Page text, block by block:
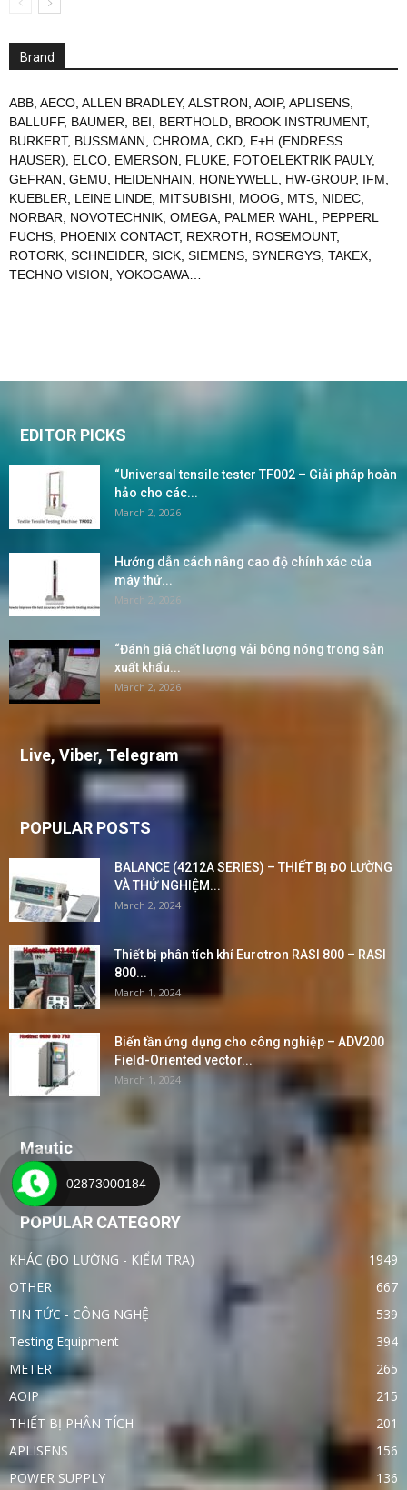
Brand
ABB, AECO, ALLEN BRADLEY, ALSTRON, AOIP, APLISENS,
BALLUFF, BAUMER, BEI, BERTHOLD, BROOK INSTRUMENT,
BURKERT, BUSSMANN, CHROMA, CKD, E+H (ENDRESS
HAUSER), ELCO, EMERSON, FLUKE, FOTOELEKTRIK PAULY,
GEFRAN, GEMU, HEIDENHAIN, HONEYWELL, HW-GROUP, IFM,
KUEBLER, LEINE LINDE, MITSUBISHI, MOOG, MTS, NIDEC,
NORBAR, NOVOTECHNIK, OMEGA, PALMER WAHL, PEPPERL
FUCHS, PHOENIX CONTACT, REXROTH, ROSEMOUNT,
ROTORK, SCHNEIDER, SICK, SIEMENS, SYNERGYS, TAKEX,
TECHNO VISION, YOKOGAWA…
EDITOR PICKS
“Universal tensile tester TF002 – Giải pháp hoàn
hảo cho các...
March 2, 2026
Hướng dẫn cách nâng cao độ chính xác của
máy thử...
March 2, 2026
“Đánh giá chất lượng vải bông nóng trong sản
xuất khẩu...
March 2, 2026
Live, Viber, Telegram
POPULAR POSTS
BALANCE (4212A SERIES) – THIẾT BỊ ĐO LƯỜNG
VÀ THỬ NGHIỆM...
March 2, 2024
Thiết bị phân tích khí Eurotron RASI 800 – RASI
800...
March 1, 2024
Biến tần ứng dụng cho công nghiệp – ADV200
Field-Oriented vector...
March 1, 2024
Mautic
POPULAR CATEGORY
KHÁC (ĐO LƯỜNG - KIỂM TRA)
1949
OTHER
667
TIN TỨC - CÔNG NGHỆ
539
Testing Equipment
394
METER
265
AOIP
215
THIẾT BỊ PHÂN TÍCH
201
APLISENS
156
POWER SUPPLY
136
02873000184